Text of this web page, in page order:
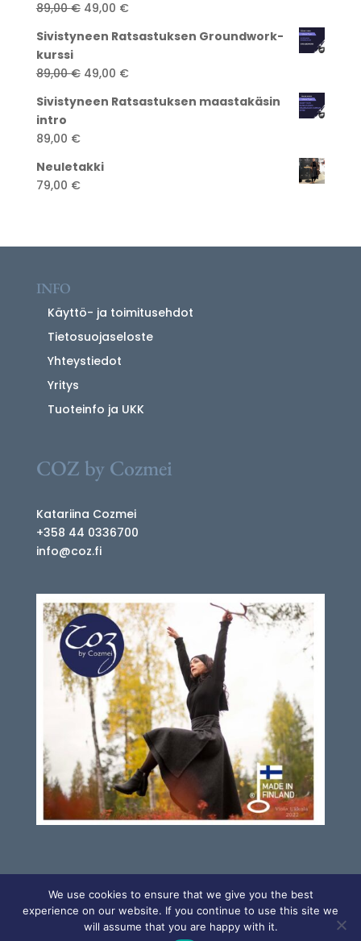
89,00€ Alkuperäinen
oli:
49,00 €Nykyinen
on:
Sivistyneen Ratsastuksen Groundwork-
kurssi
89,00€ Alkuperäinen
oli:
49,00 €Nykyinen
on:
Sivistyneen Ratsastuksen maastakäsin
intro
89,00 €
Neuletakki
79,00 €
INFO
Käyttö- ja toimitusehdot
Tietosuojaseloste
Yhteystiedot
Yritys
Tuoteinfo ja UKK
COZ by Cozmei
Katariina Cozmei
+358 44 0336700
info@coz.fi
We use cookies to ensure that we give you the best
experience on our website. If you continue to use this site we
will assume that you are happy with it.